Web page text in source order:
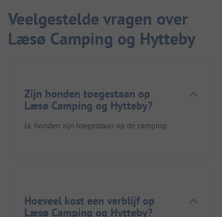
Veelgestelde vragen over
Læsø Camping og Hytteby
Zijn honden toegestaan op
Læsø Camping og Hytteby?
Ja, honden zijn toegestaan op de camping.
Hoeveel kost een verblijf op
Læsø Camping og Hytteby?